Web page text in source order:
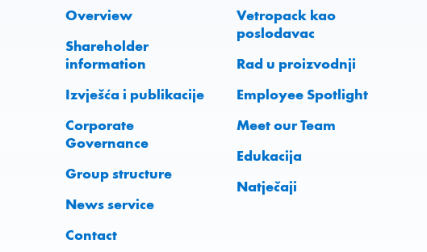
Overview
Shareholder
information
Izvješća i publikacije
Corporate
Governance
Group structure
News service
Contact
Vetropack kao
poslodavac
Rad u proizvodnji
Employee Spotlight
Meet our Team
Edukacija
Natječaji